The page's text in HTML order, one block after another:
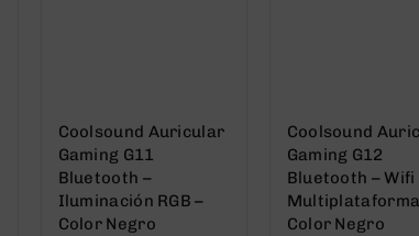
Coolsound Auricular
Gaming G11
Bluetooth –
Iluminación RGB –
Color Negro
Coolsound
Gaming G12
Bluetooth – Wifi
Color Negro